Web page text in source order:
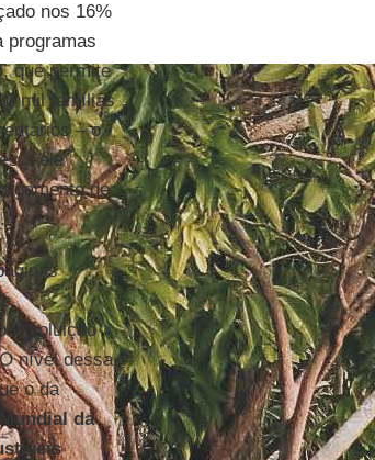
nos 16%
programas
, que permite
mil famílias
– o
a ele
de
poluição
nível dessa
o da
da